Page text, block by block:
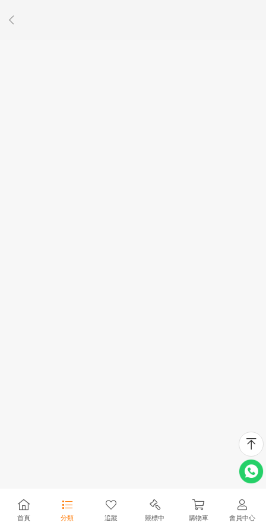
首頁 分類 追蹤 競標中 購物車 會員中心